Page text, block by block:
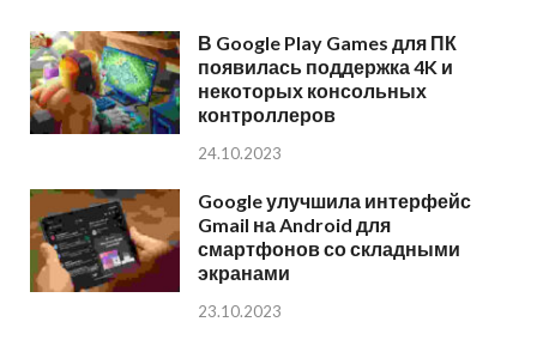
В Google Play Games для ПК
появилась поддержка 4K и
некоторых консольных
контроллеров
24.10.2023
Google улучшила интерфейс
Gmail на Android для
смартфонов со складными
экранами
23.10.2023